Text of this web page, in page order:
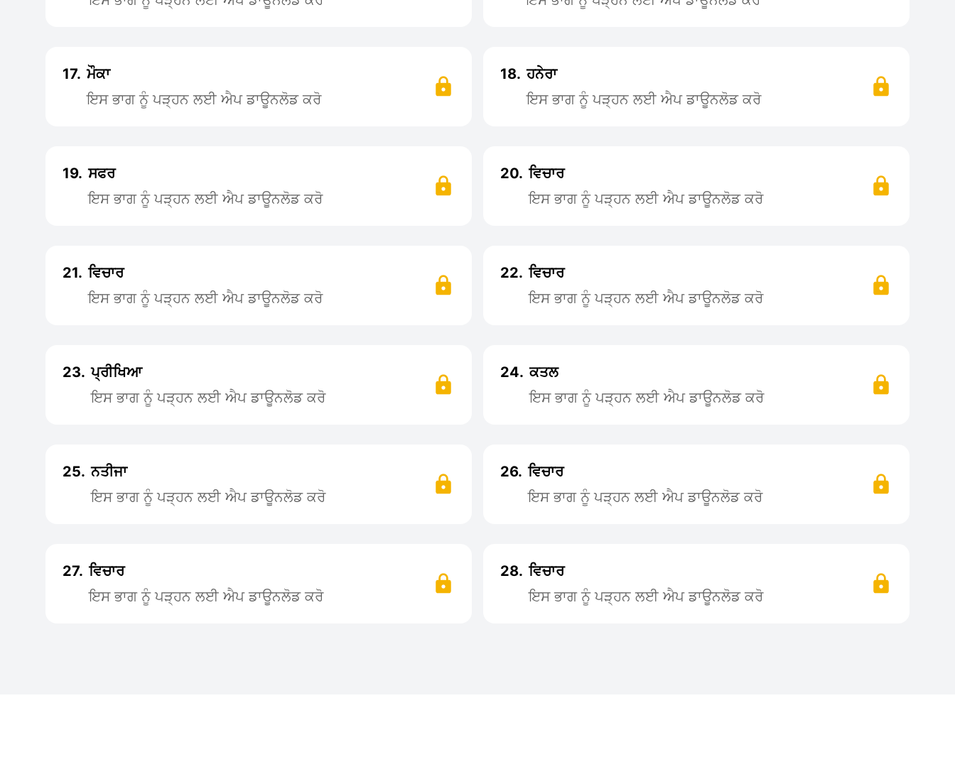
17. ਮੌਕਾ
ਇਸ ਭਾਗ ਨੂੰ ਪੜ੍ਹਨ ਲਈ ਐਪ ਡਾਊਨਲੋਡ ਕਰੋ
18. ਹਨੇਰਾ
ਇਸ ਭਾਗ ਨੂੰ ਪੜ੍ਹਨ ਲਈ ਐਪ ਡਾਊਨਲੋਡ ਕਰੋ
19. ਸਫਰ
ਇਸ ਭਾਗ ਨੂੰ ਪੜ੍ਹਨ ਲਈ ਐਪ ਡਾਊਨਲੋਡ ਕਰੋ
20. ਵਿਚਾਰ
ਇਸ ਭਾਗ ਨੂੰ ਪੜ੍ਹਨ ਲਈ ਐਪ ਡਾਊਨਲੋਡ ਕਰੋ
21. ਵਿਚਾਰ
ਇਸ ਭਾਗ ਨੂੰ ਪੜ੍ਹਨ ਲਈ ਐਪ ਡਾਊਨਲੋਡ ਕਰੋ
22. ਵਿਚਾਰ
ਇਸ ਭਾਗ ਨੂੰ ਪੜ੍ਹਨ ਲਈ ਐਪ ਡਾਊਨਲੋਡ ਕਰੋ
23. ਪ੍ਰੀਖਿਆ
ਇਸ ਭਾਗ ਨੂੰ ਪੜ੍ਹਨ ਲਈ ਐਪ ਡਾਊਨਲੋਡ ਕਰੋ
24. ਕਤਲ
ਇਸ ਭਾਗ ਨੂੰ ਪੜ੍ਹਨ ਲਈ ਐਪ ਡਾਊਨਲੋਡ ਕਰੋ
25. ਨਤੀਜਾ
ਇਸ ਭਾਗ ਨੂੰ ਪੜ੍ਹਨ ਲਈ ਐਪ ਡਾਊਨਲੋਡ ਕਰੋ
26. ਵਿਚਾਰ
ਇਸ ਭਾਗ ਨੂੰ ਪੜ੍ਹਨ ਲਈ ਐਪ ਡਾਊਨਲੋਡ ਕਰੋ
27. ਵਿਚਾਰ
ਇਸ ਭਾਗ ਨੂੰ ਪੜ੍ਹਨ ਲਈ ਐਪ ਡਾਊਨਲੋਡ ਕਰੋ
28. ਵਿਚਾਰ
ਇਸ ਭਾਗ ਨੂੰ ਪੜ੍ਹਨ ਲਈ ਐਪ ਡਾਊਨਲੋਡ ਕਰੋ